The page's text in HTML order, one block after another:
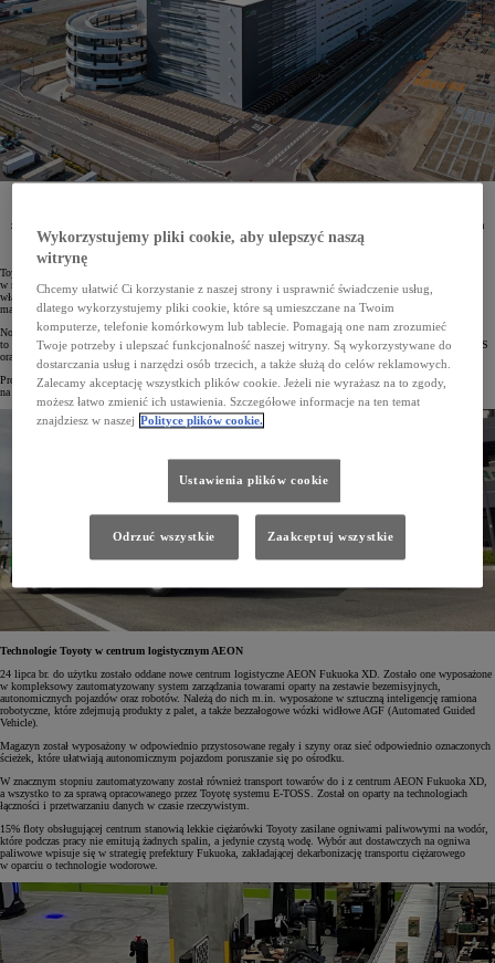
zautomatyzowany magazyn z autonomicznymi pojazdami elektrycznymi oraz robotami AI. Centrum
powstało w ramach współpracy Toyoty i CJPT z firmą AEON, japońskim właścicielem sieci
supermarketów i sklepów.
Toyota wraz z CJPT (Commercial Japan Partnership Technologies Corporation) wyposażyły
w najnowocześniejsze technologie nowe centrum logistyczne AEON Fukuoka XD, należące do japońskiego
właściciela sieci supermarketów i sklepów detalicznych. Wdrożono tam m.in. zaawansowany system
magazynowy oparty na inteligentnych robotach i elektrycznych pojazdach autonomicznych.
Nowe centrum ma usprawnić dostawy towarów do supermarketów i sklepów sieci AEON. Wszystko
to za sprawą opracowanego przez Toyotę zautomatyzowanego systemu zarządzania ruchem ciężarówek E-TOSS
oraz dzięki nowej flocie wodorowych aut dostawczych.
Projekt wpisuje się w realizowaną przez prefekturę Fukuoka politykę dekarbonizacji transportu opartej
na wodorze.
Technologie Toyoty w centrum logistycznym AEON
24 lipca br. do użytku zostało oddane nowe centrum logistyczne AEON Fukuoka XD. Zostało one wyposażone
w kompleksowy zautomatyzowany system zarządzania towarami oparty na zestawie bezemisyjnych,
autonomicznych pojazdów oraz robotów. Należą do nich m.in. wyposażone w sztuczną inteligencję ramiona
robotyczne, które zdejmują produkty z palet, a także bezzałogowe wózki widłowe AGF (Automated Guided
Vehicle).
Magazyn został wyposażony w odpowiednio przystosowane regały i szyny oraz sieć odpowiednio oznaczonych
ścieżek, które ułatwiają autonomicznym pojazdom poruszanie się po ośrodku.
W znacznym stopniu zautomatyzowany został również transport towarów do i z centrum AEON Fukuoka XD,
a wszystko to za sprawą opracowanego przez Toyotę systemu E-TOSS. Został on oparty na technologiach
łączności i przetwarzaniu danych w czasie rzeczywistym.
15% floty obsługującej centrum stanowią lekkie ciężarówki Toyoty zasilane ogniwami paliwowymi na wodór,
które podczas pracy nie emitują żadnych spalin, a jedynie czystą wodę. Wybór aut dostawczych na ogniwa
paliwowe wpisuje się w strategię prefektury Fukuoka, zakładającej dekarbonizację transportu ciężarowego
w oparciu o technologie wodorowe.
Wykorzystujemy pliki cookie, aby ulepszyć naszą
witrynę
Chcemy ułatwić Ci korzystanie z naszej strony i usprawnić świadczenie usług,
dlatego wykorzystujemy pliki cookie, które są umieszczane na Twoim
komputerze, telefonie komórkowym lub tablecie. Pomagają one nam zrozumieć
Twoje potrzeby i ulepszać funkcjonalność naszej witryny. Są wykorzystywane do
dostarczania usług i narzędzi osób trzecich, a także służą do celów reklamowych.
Zalecamy akceptację wszystkich plików cookie. Jeżeli nie wyrażasz na to zgody,
możesz łatwo zmienić ich ustawienia. Szczegółowe informacje na ten temat
znajdziesz w naszej Polityce plików cookie.
Ustawienia plików cookie
Odrzuć wszystkie Zaakceptuj wszystkie